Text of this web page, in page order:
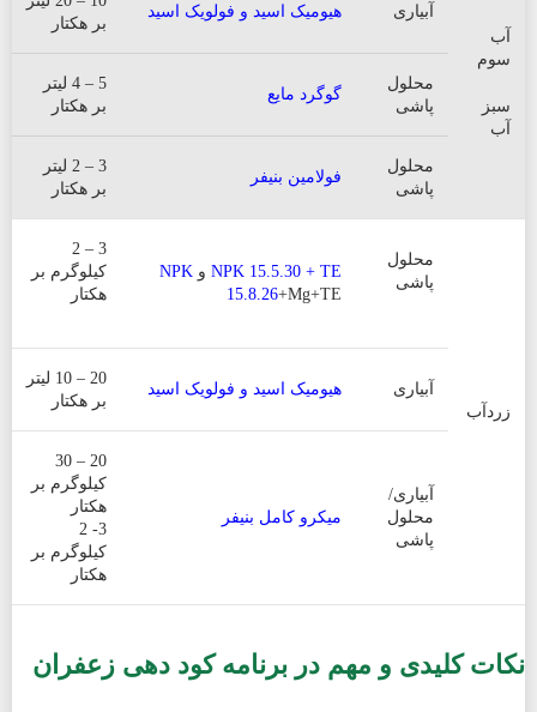
آب
سوم
سبز
آب
آبیاری هیومیک اسید و فولویک اسید
بر هکتار
محلول
پاشی
گوگرد مایع
5 – 4 لیتر
بر هکتار
محلول
پاشی
فولامین بنیفر
3 – 2 لیتر
بر هکتار
زردآب
محلول
پاشی
NPK 15.5.30 + TE و NPK
15.8.26+Mg+TE
3 – 2
کیلوگرم بر
هکتار
آبیاری هیومیک اسید و فولویک اسید
20 – 10 لیتر
بر هکتار
آبیاری/
محلول
پاشی
میکرو کامل بنیفر
20 – 30
کیلوگرم بر
هکتار
3- 2
کیلوگرم بر
هکتار
نکات کلیدی و مهم در برنامه کود دهی زعفران